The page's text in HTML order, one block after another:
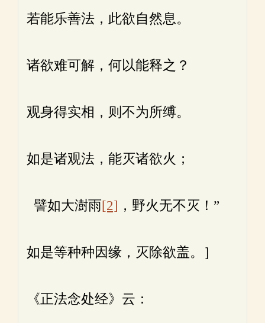
若能乐善法，此欲自然息。
诸欲难可解，何以能释之？
观身得实相，则不为所缚。
如是诸观法，能灭诸欲火；
譬如大澍雨[2] ，野火无不灭！”
如是等种种因缘，灭除欲盖。］
《正法念处经》云：